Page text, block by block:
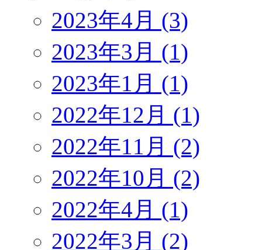
2023年4月 (3)
2023年3月 (1)
2023年1月 (1)
2022年12月 (1)
2022年11月 (2)
2022年10月 (2)
2022年4月 (1)
2022年3月 (2)